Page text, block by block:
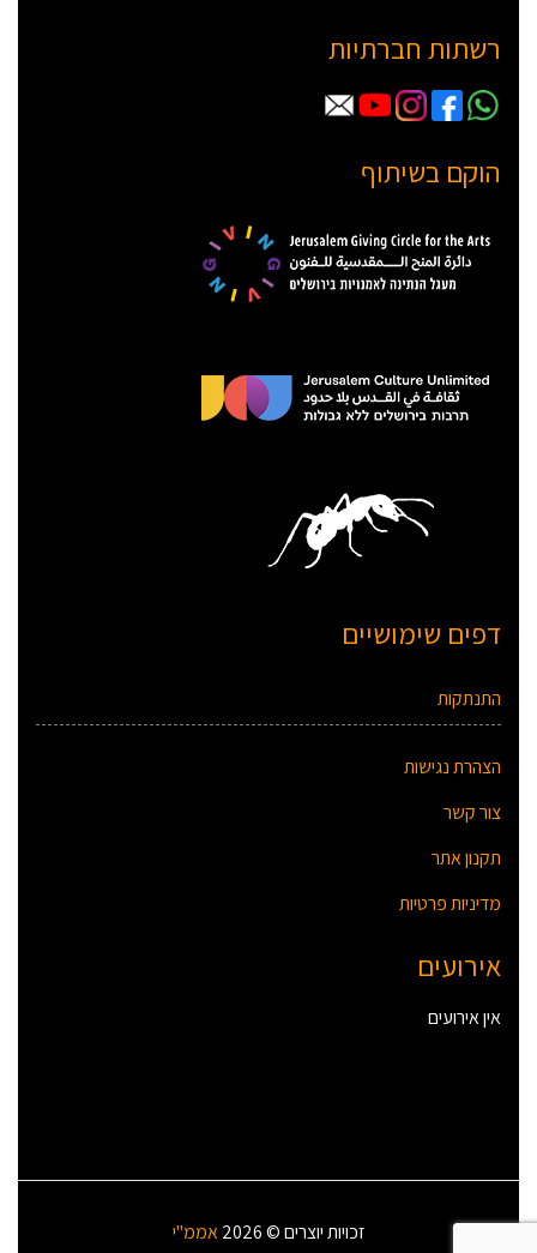
רשתות חברתיות
הוקם בשיתוף
דפים שימושיים
התנתקות
הצהרת נגישות
צור קשר
תקנון אתר
מדיניות פרטיות
אירועים
אין אירועים
זכויות יוצרים © 2026
אממ"י